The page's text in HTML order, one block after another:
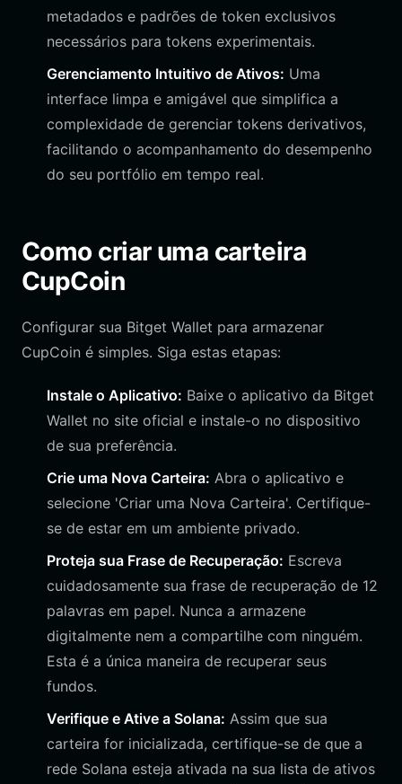
metadados e padrões de token exclusivos
necessários para tokens experimentais.
Gerenciamento Intuitivo de Ativos: Uma
interface limpa e amigável que simplifica a
complexidade de gerenciar tokens derivativos,
facilitando o acompanhamento do desempenho
do seu portfólio em tempo real.
Como criar uma carteira
CupCoin
Configurar sua Bitget Wallet para armazenar
CupCoin é simples. Siga estas etapas:
Instale o Aplicativo: Baixe o aplicativo da Bitget
Wallet no site oficial e instale-o no dispositivo
de sua preferência.
Crie uma Nova Carteira: Abra o aplicativo e
selecione 'Criar uma Nova Carteira'. Certifique-
se de estar em um ambiente privado.
Proteja sua Frase de Recuperação: Escreva
cuidadosamente sua frase de recuperação de 12
palavras em papel. Nunca a armazene
digitalmente nem a compartilhe com ninguém.
Esta é a única maneira de recuperar seus
fundos.
Verifique e Ative a Solana: Assim que sua
carteira for inicializada, certifique-se de que a
rede Solana esteja ativada na sua lista de ativos